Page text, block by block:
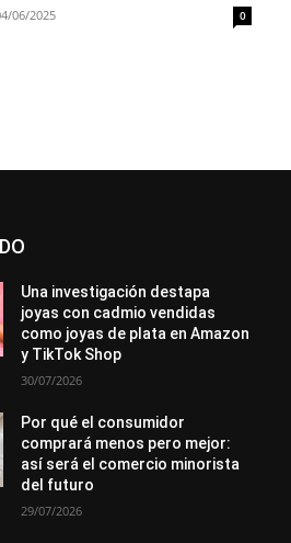
06/2025 0
Una investigación destapa
joyas con cadmio vendidas
como joyas de plata en Amazon
y TikTok Shop
30/07/2026
Por qué el consumidor
comprará menos pero mejor:
así será el comercio minorista
del futuro
29/07/2026